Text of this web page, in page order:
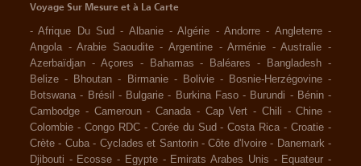
Voyage Sur Mesure et à La Carte
-Afrique Du Sud - Albanie -Algérie -Andorre - Angleterre -
Angola -Arabie Saoudite -Argentine -Arménie -Australie -
Azerbaïdjan - Açores - Bahamas - Baléares - Bangladesh -
Belize - Bhoutan - Birmanie - Bolivie - Bosnie-Herzégovine -
Botswana - Brésil - Bulgarie - Burkina Faso - Burundi - Bénin -
Cambodge - Cameroun - Canada - Cap Vert - Chili -Chine -
Colombie - Congo RDC - Corée du Sud -Costa Rica -Croatie -
Crète - Cuba - Cyclades et Santorin -Côte d'Ivoire - Danemark -
Djibouti - Ecosse - Egypte - Emirats Arabes Unis - Equateur -